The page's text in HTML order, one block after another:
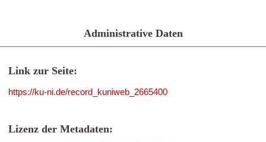
Administrative Daten
Link zur Seite:
https://ku-ni.de/record_kuniweb_2665400
Lizenz der Metadaten: